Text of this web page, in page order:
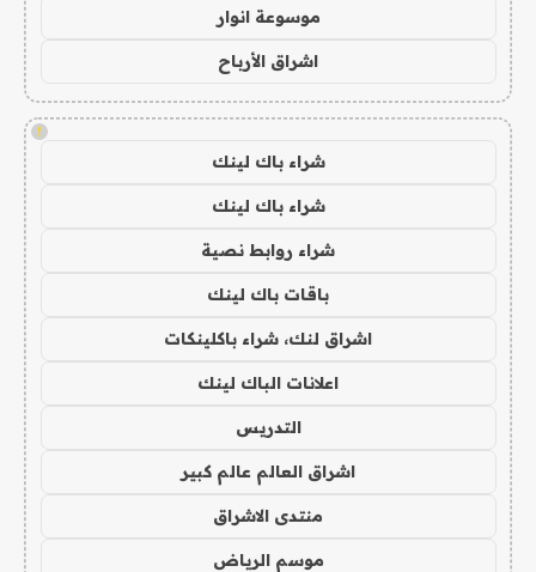
موسوعة انوار
اشراق الأرباح
!
شراء باك لينك
شراء باك لينك
شراء روابط نصية
باقات باك لينك
اشراق لنك، شراء باكلينكات
اعلانات الباك لينك
التدريس
اشراق العالم عالم كبير
منتدى الاشراق
موسم الرياض